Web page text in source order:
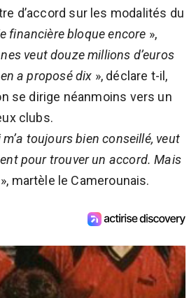
d’accord sur les modalités du
financière bloque encore »,
veut douze millions d’euros
a proposé dix », déclare t-il,
se dirige néanmoins vers un
clubs.
toujours bien conseillé, veut
pour trouver un accord. Mais
martèle le Camerounais.